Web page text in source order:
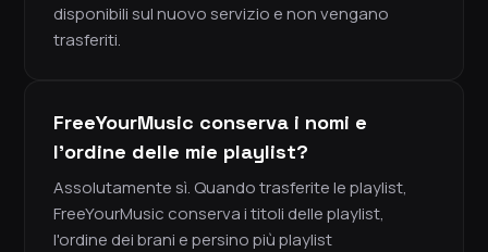
disponibili sul nuovo servizio e non vengano
trasferiti.
FreeYourMusic conserva i nomi e
l'ordine delle mie playlist?
Assolutamente sì. Quando trasferite le playlist,
FreeYourMusic conserva i titoli delle playlist,
l'ordine dei brani e persino più playlist